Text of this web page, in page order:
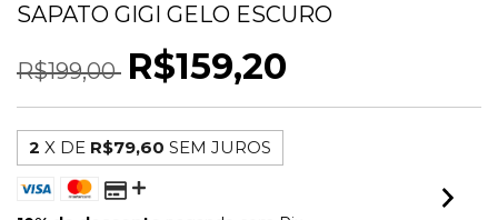
SAPATO GIGI GELO ESCURO
R$199,00 R$159,20
2 X DE R$79,60 SEM JUROS